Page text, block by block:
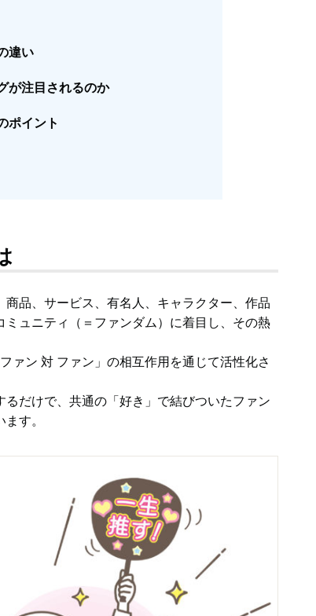
違い
が注目されるのか
ポイント
品、サービス、有名人、キャラクター、作品
ュニティ（＝ファンダム）に着目し、その熱
ァン 対 ファン」の相互作用を通じて活性化さ
だけで、共通の「好き」で結びついたファン
す。